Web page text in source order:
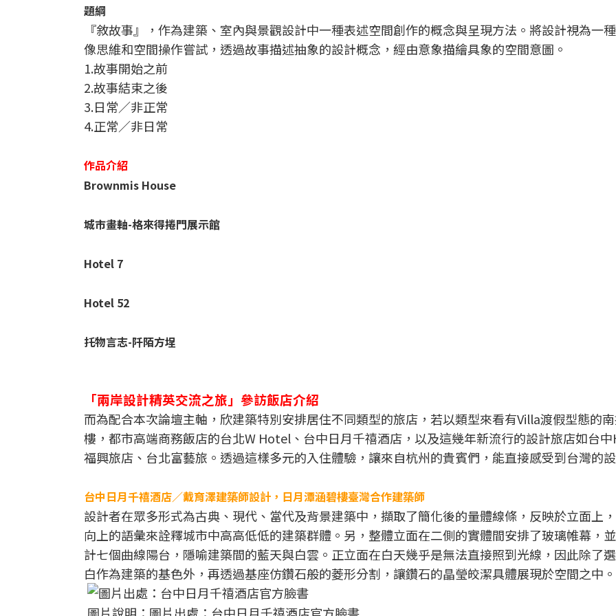
題綱
『敘故事』，作為建築、室內與景觀設計中一種表述空間創作的概念與呈現方法。將設計視為一
像思維和空間操作嘗試，透過故事描述抽象的設計概念，經由意象描繪具象的空間意圖。
1.故事開始之前
2.故事結束之後
3.日常／非正常
4.正常／非日常
作品介紹
Brownmis House
城市畫軸-格來得捲門展示館
Hotel 7
Hotel 52
托物言志-阡陌方埕
「兩岸設計精英交流之旅」參訪飯店介紹
而為配合本次論壇主軸，欣建築特別安排居住不同類型的旅店，若以類型來看有Villa渡假型態的
樓，都市高端商務飯店的台北W Hotel、台中日月千禧酒店，以及這幾年新流行的設計旅店如台
福興旅店、台北富藝旅。透過這樣多元的入住體驗，讓來自杭州的貴賓們，能直接感受到台灣的
台中日月千禧酒店／戴育澤建築師設計，日月潭涵碧樓臺灣合作建築師
設計者在眾多形式為古典、現代、當代及背景建築中，擷取了簡化後的量體線條，反映於立面上
向上的語彙來詮釋城市中高高低低的建築群體。另，整體立面在二側的實體間安排了玻璃帷幕，
計七個曲線陽台，隱喻建築間的藍天與白雲。正立面在白天幾乎是無法直接照到光線，因此除了
白作為建築的基色外，再透過基座仿鑽石般的菱形分割，讓鑽石的晶瑩皎潔具體展現於空間之中。